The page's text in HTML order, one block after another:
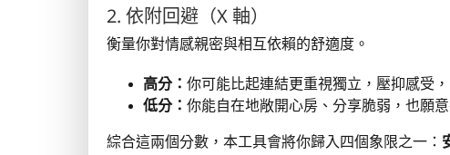
2. 依附回避（X 軸）
衡量你對情感親密與相互依賴的舒適度。
高分： 你可能比起連結更重視獨立，壓抑感受
低分： 你能自在地敞開心房、分享脆弱，也願
綜合這兩個分數，本工具會將你歸入四個象限之一：